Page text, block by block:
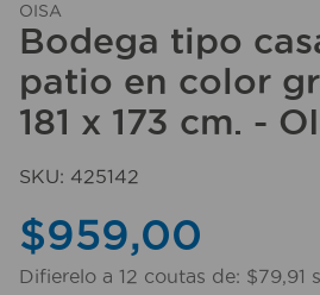
OISA
Bodega tipo
patio en color
181 x 173 cm. -
SKU: 425142
$959,00
Difierelo a 12 coutas de: $79,91
7.
aspiradora
8.
cerradura
9 .
taladro